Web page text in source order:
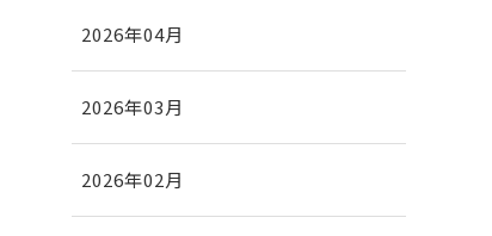
2026年04月
2026年03月
2026年02月